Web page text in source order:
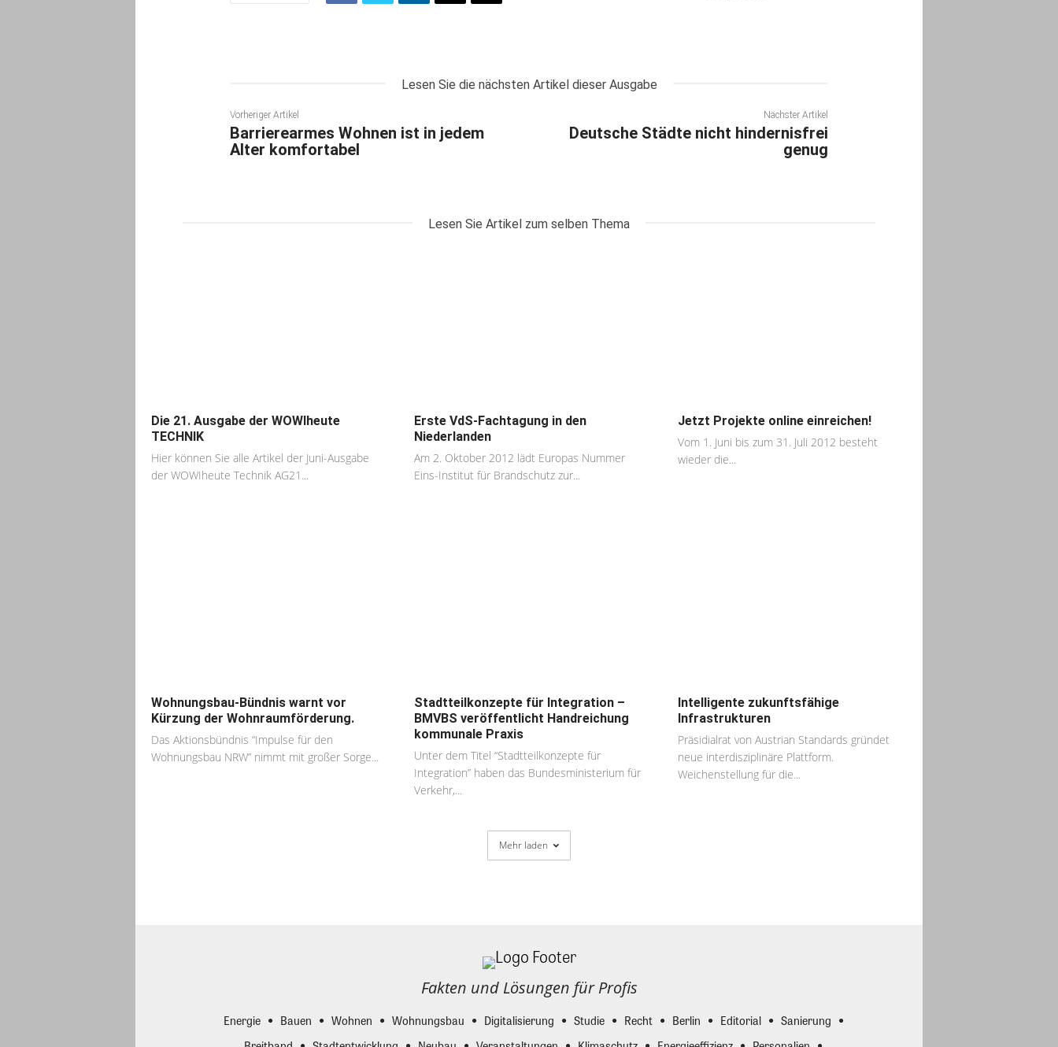
Lesen Sie die nächsten Artikel dieser Ausgabe
Vorheriger Artikel
Barrierearmes Wohnen ist in jedem
Alter komfortabel
Nächster Artikel
Deutsche Städte nicht hindernisfrei
genug
Lesen Sie Artikel zum selben Thema
Die 21. Ausgabe der WOWIheute
TECHNIK
Hier können Sie alle Artikel der Juni-Ausgabe
der WOWIheute Technik AG21...
Erste VdS-Fachtagung in den
Niederlanden
Am 2. Oktober 2012 lädt Europas Nummer
Eins-Institut für Brandschutz zur...
Jetzt Projekte online einreichen!
Vom 1. Juni bis zum 31. Juli 2012 besteht
wieder die...
Wohnungsbau-Bündnis warnt vor
Kürzung der Wohnraumförderung.
Das Aktionsbündnis “Impulse für den
Wohnungsbau NRW” nimmt mit großer Sorge...
Stadtteilkonzepte für Integration –
BMVBS veröffentlicht Handreichung
kommunale Praxis
Unter dem Titel “Stadtteilkonzepte für
Integration” haben das Bundesministerium für
Verkehr,...
Intelligente zukunftsfähige
Infrastrukturen
Präsidialrat von Austrian Standards gründet
neue interdisziplinäre Plattform.
Weichenstellung für die...
Mehr laden
Fakten und Lösungen für Profis
Energie Bauen Wohnen Wohnungsbau Digitalisierung Studie Recht Berlin Editorial
Sanierung